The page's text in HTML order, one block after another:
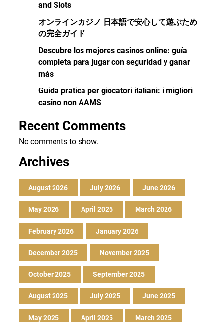
and Slots
オンラインカジノ 日本語で安心して遊ぶため
の完全ガイド
Descubre los mejores casinos online: guía
completa para jugar con seguridad y ganar
más
Guida pratica per giocatori italiani: i migliori
casino non AAMS
Recent Comments
No comments to show.
Archives
August 2026 July 2026 June 2026
May 2026 April 2026 March 2026
February 2026 January 2026
December 2025 November 2025
October 2025 September 2025
August 2025 July 2025 June 2025
May 2025 April 2025 March 2025